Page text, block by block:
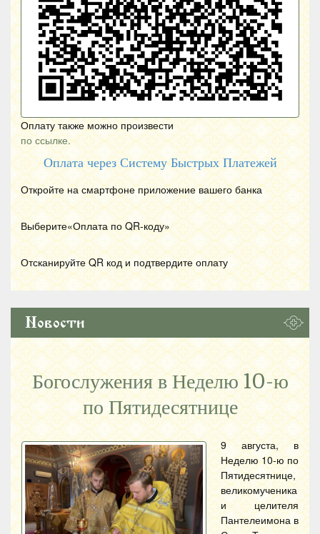
Оплату также можно произвести
по ссылке.
Оплата через Систему Быстрых Платежей
Откройте на смартфоне приложение вашего банка
Выберите«Оплата по QR-коду»
Отсканируйте QR код и подтвердите оплату
Новости
Богослужения в Неделю 10-ю
по Пятидесятнице
9 августа, в
Неделю 10-ю по
Пятидесятнице,
великомученика
и целителя
Пантелеимона в